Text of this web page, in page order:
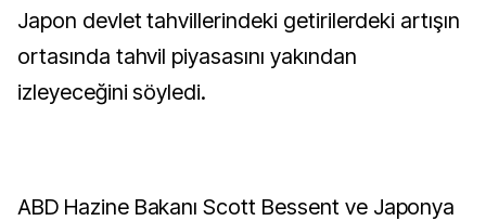
Japon devlet tahvillerindeki getirilerdeki artışın
ortasında tahvil piyasasını yakından
izleyeceğini söyledi.
ABD Hazine Bakanı Scott Bessent ve Japonya